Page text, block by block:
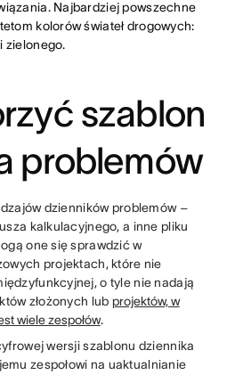
Najbardziej powszechne
kolorów świateł drogowych:
zielonego.
szablon
problemów
dzienników problemów –
kalkulacyjnego, a inne pliku
one się sprawdzić w
projektach, które nie
o tyle nie nadają
złożonych lub projektów, w
wiele zespołów.
wersji szablonu dziennika
zespołowi na uaktualnianie